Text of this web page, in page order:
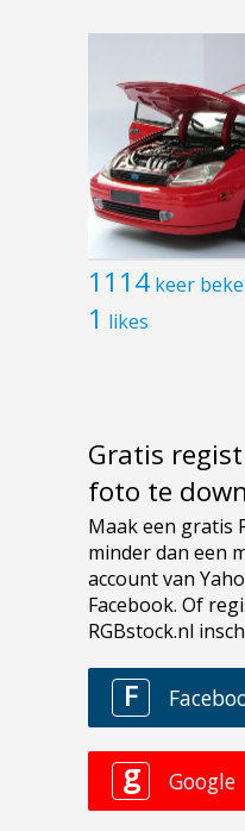
1114 keer
1 likes
Gratis
foto te